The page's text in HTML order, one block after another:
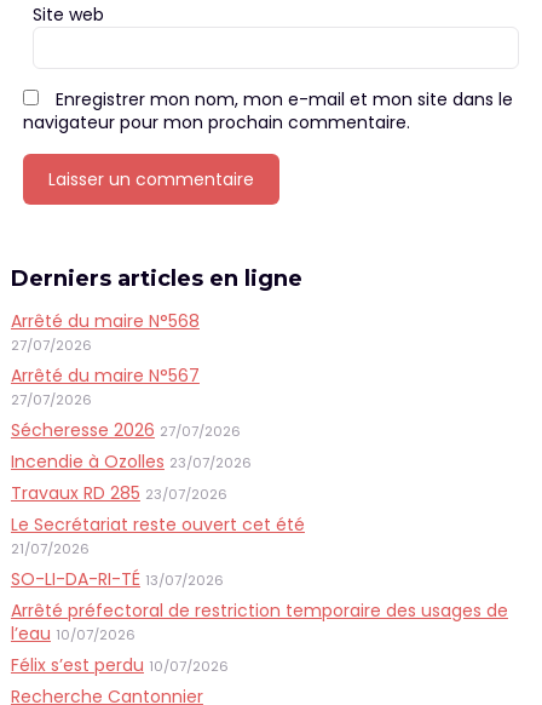
Site web
Enregistrer mon nom, mon e-mail et mon site dans le
navigateur pour mon prochain commentaire.
Derniers articles en ligne
Arrêté du maire N°568
27/07/2026
Arrêté du maire N°567
27/07/2026
Sécheresse 2026 27/07/2026
Incendie à Ozolles 23/07/2026
Travaux RD 285 23/07/2026
Le Secrétariat reste ouvert cet été
21/07/2026
SO-LI-DA-RI-TÉ 13/07/2026
Arrêté préfectoral de restriction temporaire des usages de
l’eau 10/07/2026
Félix s’est perdu 10/07/2026
Recherche Cantonnier